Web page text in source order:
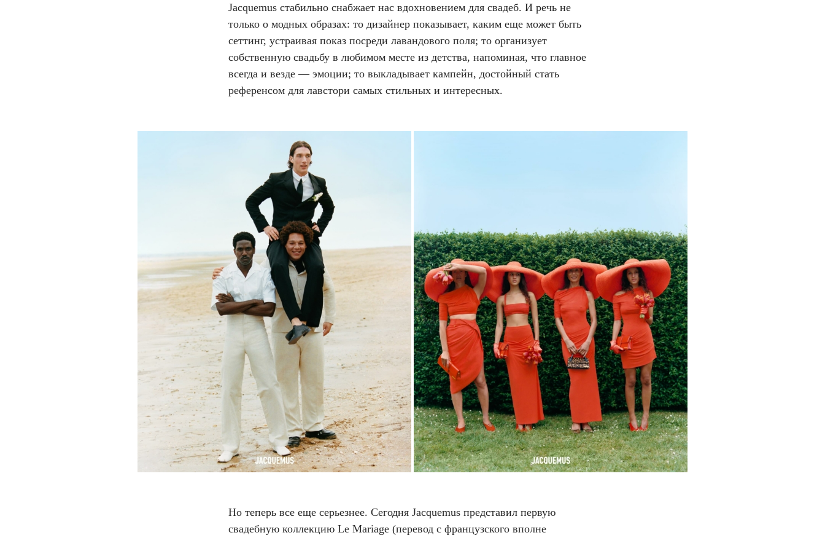
Jacquemus стабильно снабжает нас вдохновением для свадеб. И речь не
только о модных образах: то дизайнер показывает, каким еще может быть
сеттинг, устраивая показ посреди лавандового поля; то организует
собственную свадьбу в любимом месте из детства, напоминая, что главное
всегда и везде — эмоции; то выкладывает кампейн, достойный стать
референсом для лавстори самых стильных и интересных.
Но теперь все еще серьезнее. Сегодня Jacquemus представил первую
свадебную коллекцию Le Mariage (перевод с французского вполне